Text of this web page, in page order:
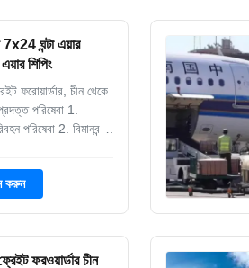
7x24 ঘন্টা এয়ার
শিপিং
ফরোয়ার্ডার, চীন থেকে
পরিষেবা 1.
পরিষেবা 2. বিমানবন্দর
এবং
নথিপত্র 7নিরাপত্তা
করুন
ফরওয়ার্ডার চীন